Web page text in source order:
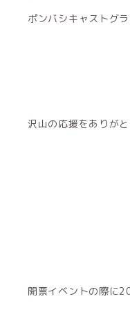
ポンバシキャストグ
沢山の応援をありが
開票イベントの際に